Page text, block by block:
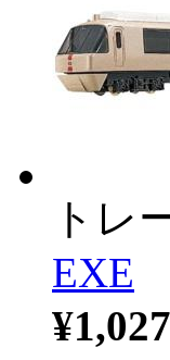
トレ
EXE
¥1,027